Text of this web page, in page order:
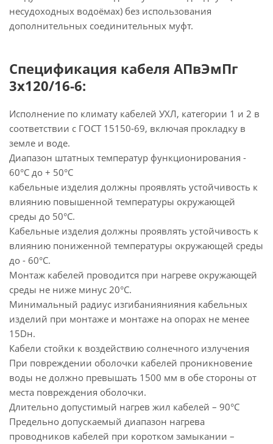
несудоходных водоёмах) без использования
дополнительных соединительных муфт.
Спецификация кабеля АПвЭмПг
3х120/16-6:
Исполнение по климату кабелей УХЛ, категории 1 и 2 в
соответствии с ГОСТ 15150-69, включая прокладку в
земле и воде.
Диапазон штатных температур функционирования -
60°С до + 50°С
кабельные изделия должны проявлять устойчивость к
влиянию повышенной температуры окружающей
среды до 50°С.
Кабельные изделия должны проявлять устойчивость к
влиянию пониженной температуры окружающей среды
до - 60°С.
Монтаж кабелей проводится при нагреве окружающей
среды не ниже минус 20°С.
Минимальный радиус изгибаниянияния кабельных
изделий при монтаже и монтаже на опорах не менее
15Dн.
Кабели стойки к воздействию солнечного излучения
При повреждении оболочки кабелей проникновение
воды не должно превышать 1500 мм в обе стороны от
места повреждения оболочки.
Длительно допустимый нагрев жил кабелей – 90°С
Предельно допускаемый диапазон нагрева
проводников кабелей при коротком замыкании –